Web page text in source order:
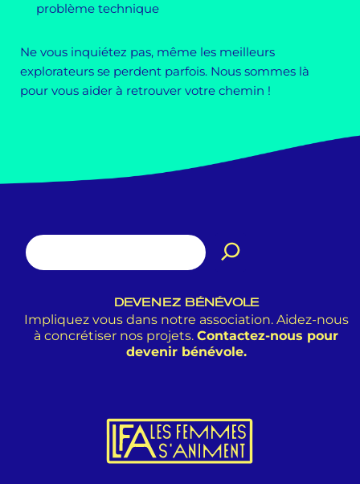
problème technique
Ne vous inquiétez pas, même les meilleurs
explorateurs se perdent parfois. Nous sommes là
pour vous aider à retrouver votre chemin !
DEVENEZ BÉNÉVOLE
Impliquez vous dans notre association. Aidez-nous
à concrétiser nos projets. Contactez-nous pour
devenir bénévole.